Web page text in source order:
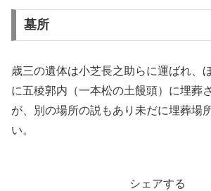
墓所
歳三の遺体は小芝長之助らに運ばれ、
に五稜郭内（一本松の土饅頭）に埋葬
が、別の場所の説もあり未だに埋葬場
い。
シェアする